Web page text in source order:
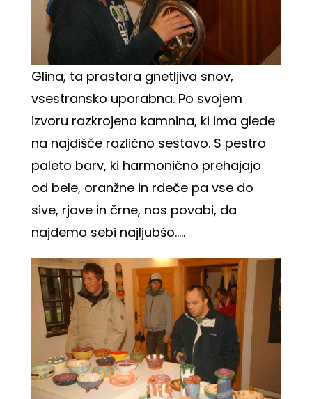
Glina, ta prastara gnetljiva snov,
vsestransko uporabna. Po svojem
izvoru razkrojena kamnina, ki ima glede
na najdišče različno sestavo. S pestro
paleto barv, ki harmonično prehajajo
od bele, oranžne in rdeče pa vse do
sive, rjave in črne, nas povabi, da
najdemo sebi najljubšo…..